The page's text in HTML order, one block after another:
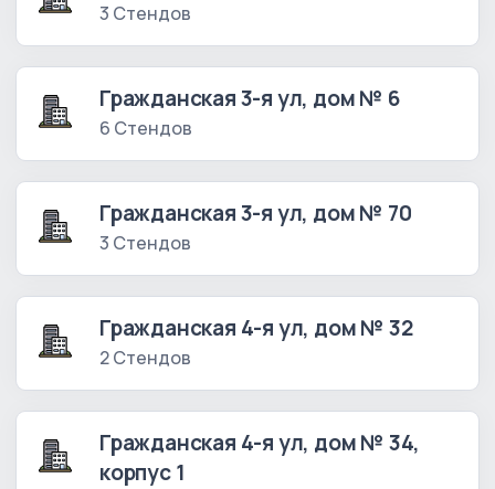
3 Стендов
Гражданская 3-я ул, дом № 6
6 Стендов
Гражданская 3-я ул, дом № 70
3 Стендов
Гражданская 4-я ул, дом № 32
2 Стендов
Гражданская 4-я ул, дом № 34,
корпус 1